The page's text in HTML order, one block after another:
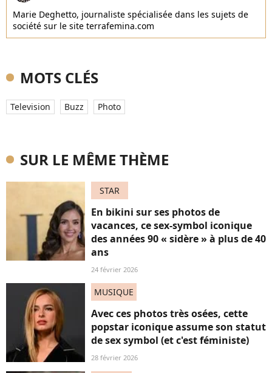
Marie Deghetto, journaliste spécialisée dans les sujets de
société sur le site terrafemina.com
MOTS CLÉS
Television Buzz Photo
SUR LE MÊME THÈME
STAR
En bikini sur ses photos de
vacances, ce sex-symbol iconique
des années 90 « sidère » à plus de 40
ans
24 février 2026
MUSIQUE
Avec ces photos très osées, cette
popstar iconique assume son statut
de sex symbol (et c'est féministe)
28 février 2026